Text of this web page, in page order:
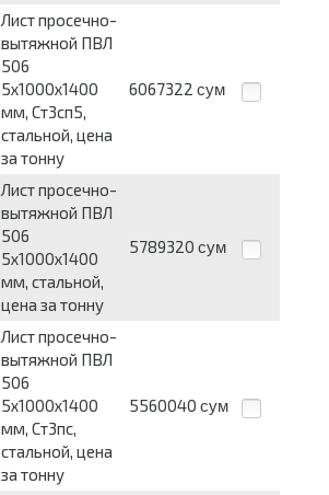
Лист просечно-
вытяжной ПВЛ
506
5х1000х1400
мм, Ст3сп5,
стальной, цена
за тонну
6067322 сум
Лист просечно-
вытяжной ПВЛ
506
5х1000х1400
мм, стальной,
цена за тонну
5789320 сум
Лист просечно-
вытяжной ПВЛ
506
5х1000х1400
мм, Ст3пс,
стальной, цена
за тонну
5560040 сум